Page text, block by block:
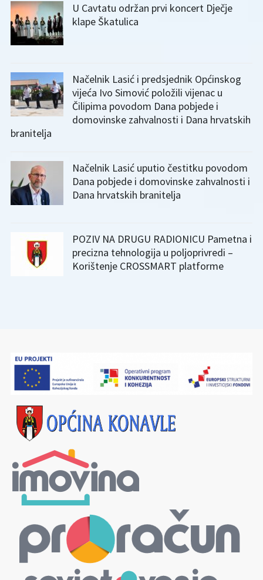
U Cavtatu održan prvi koncert Dječje
klape Škatulica
Načelnik Lasić i predsjednik Općinskog
vijeća Ivo Simović položili vijenac u
Čilipima povodom Dana pobjede i
domovinske zahvalnosti i Dana hrvatskih
branitelja
Načelnik Lasić uputio čestitku povodom
Dana pobjede i domovinske zahvalnosti i
Dana hrvatskih branitelja
POZIV NA DRUGU RADIONICU Pametna i
precizna tehnologija u poljoprivredi –
Korištenje CROSSMART platforme